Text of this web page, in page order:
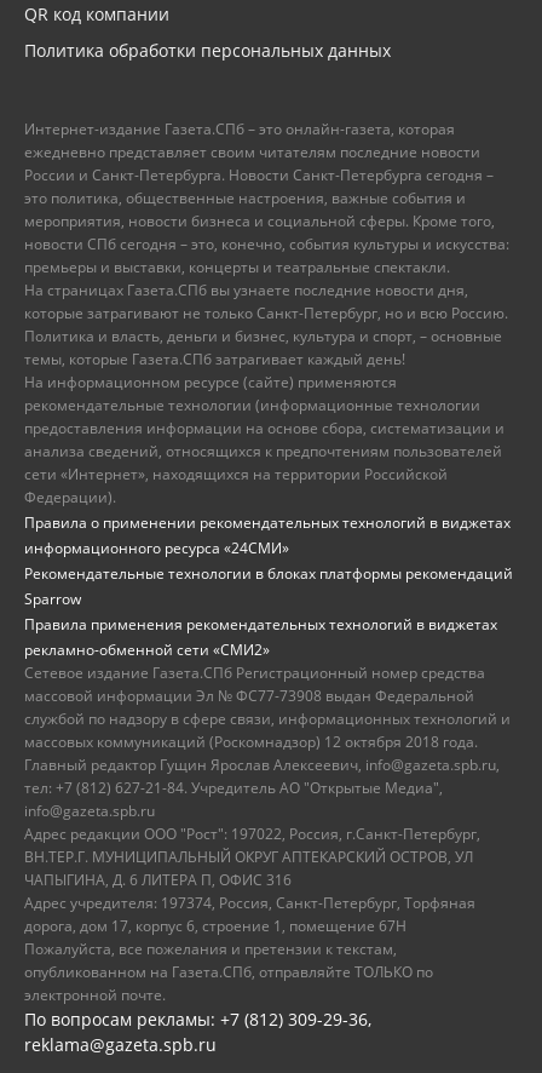
QR код компании
Политика обработки персональных данных
Интернет-издание Газета.СПб – это онлайн-газета, которая
ежедневно представляет своим читателям последние новости
России и Санкт-Петербурга. Новости Санкт-Петербурга сегодня –
это политика, общественные настроения, важные события и
мероприятия, новости бизнеса и социальной сферы. Кроме того,
новости СПб сегодня – это, конечно, события культуры и искусства:
премьеры и выставки, концерты и театральные спектакли.
На страницах Газета.СПб вы узнаете последние новости дня,
которые затрагивают не только Санкт-Петербург, но и всю Россию.
Политика и власть, деньги и бизнес, культура и спорт, – основные
темы, которые Газета.СПб затрагивает каждый день!
На информационном ресурсе (сайте) применяются
рекомендательные технологии (информационные технологии
предоставления информации на основе сбора, систематизации и
анализа сведений, относящихся к предпочтениям пользователей
сети «Интернет», находящихся на территории Российской
Федерации).
Правила о применении рекомендательных технологий в виджетах
информационного ресурса «24СМИ»
Рекомендательные технологии в блоках платформы рекомендаций
Sparrow
Правила применения рекомендательных технологий в виджетах
рекламно-обменной сети «СМИ2»
Сетевое издание Газета.СПб Регистрационный номер средства
массовой информации Эл № ФС77-73908 выдан Федеральной
службой по надзору в сфере связи, информационных технологий и
массовых коммуникаций (Роскомнадзор) 12 октября 2018 года.
Главный редактор Гущин Ярослав Алексеевич, info@gazeta.spb.ru,
тел: +7 (812) 627-21-84. Учредитель АО "Открытые Медиа",
info@gazeta.spb.ru
Адрес редакции ООО "Рост": 197022, Россия, г.Санкт-Петербург,
ВН.ТЕР.Г. МУНИЦИПАЛЬНЫЙ ОКРУГ АПТЕКАРСКИЙ ОСТРОВ, УЛ
ЧАПЫГИНА, Д. 6 ЛИТЕРА П, ОФИС 316
Адрес учредителя: 197374, Россия, Санкт-Петербург, Торфяная
дорога, дом 17, корпус 6, строение 1, помещение 67Н
Пожалуйста, все пожелания и претензии к текстам,
опубликованном на Газета.СПб, отправляйте ТОЛЬКО по
электронной почте.
По вопросам рекламы: +7 (812) 309-29-36,
reklama@gazeta.spb.ru